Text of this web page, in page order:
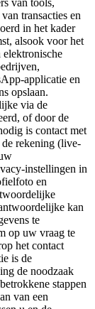
van tools,
transacties en
in het kader
alsook voor het
applicatie en
opslaan.
via de
of door de
is contact met
de rekening (live-
instellingen in
en
kan
te
op uw vraag te
het contact
is de
de noodzaak
stappen
van een